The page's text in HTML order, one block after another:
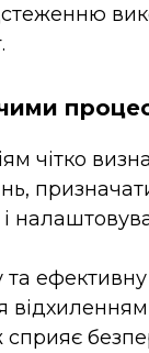
чітко
і
сприяє